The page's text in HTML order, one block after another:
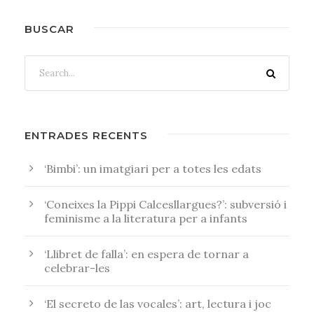
BUSCAR
ENTRADES RECENTS
‘Bimbi’: un imatgiari per a totes les edats
‘Coneixes la Pippi Calcesllargues?’: subversió i
feminisme a la literatura per a infants
‘Llibret de falla’: en espera de tornar a
celebrar-les
‘El secreto de las vocales’: art, lectura i joc